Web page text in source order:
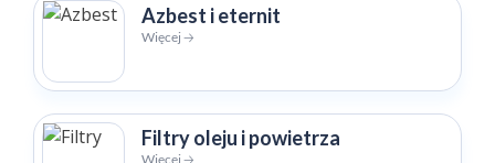
Azbest i eternit
Więcej 🡢
Filtry oleju i powietrza
Więcej 🡢